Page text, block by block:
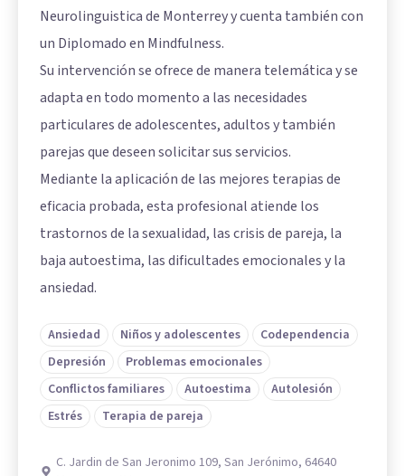
Neurolinguistica de Monterrey y cuenta también con
un Diplomado en Mindfulness.
Su intervención se ofrece de manera telemática y se
adapta en todo momento a las necesidades
particulares de adolescentes, adultos y también
parejas que deseen solicitar sus servicios.
Mediante la aplicación de las mejores terapias de
eficacia probada, esta profesional atiende los
trastornos de la sexualidad, las crisis de pareja, la
baja autoestima, las dificultades emocionales y la
ansiedad.
Ansiedad Niños y adolescentes
Codependencia
Depresión
Problemas emocionales
Conflictos familiares
Autoestima
Autolesión
Estrés
Terapia de pareja
C. Jardin de San Jeronimo 109, San Jerónimo, 64640